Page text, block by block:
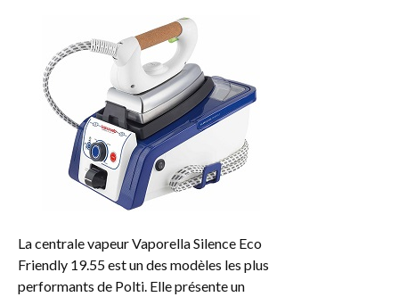
La centrale vapeur Vaporella Silence Eco
Friendly 19.55 est un des modèles les plus
performants de Polti. Elle présente un